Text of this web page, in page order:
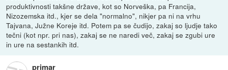
produktivnosti takšne države, kot so Norveška, pa Francija,
Nizozemska itd., kjer se dela "normalno", nikjer pa ni na vrhu
Tajvana, Južne Koreje itd. Potem pa se čudijo, zakaj so ljudje tako
tečni (kot npr. pri nas), zakaj se ne naredi več, zakaj se zgubi ure
in ure na sestankih itd.
primar